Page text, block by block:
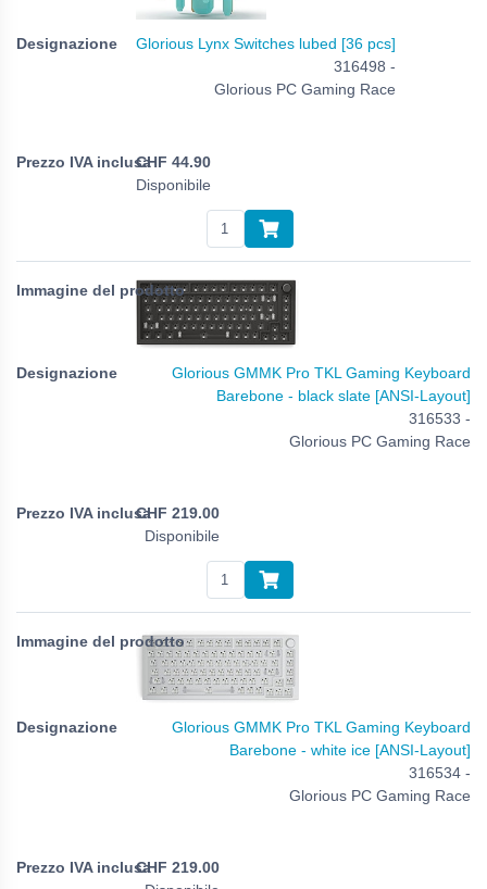
Glorious Lynx Switches lubed [36 pcs]
316498 -
Glorious PC Gaming Race
CHF 44.90
Disponibile
Glorious GMMK Pro TKL Gaming Keyboard
Barebone - black slate [ANSI-Layout]
316533 -
Glorious PC Gaming Race
CHF 219.00
Disponibile
Glorious GMMK Pro TKL Gaming Keyboard
Barebone - white ice [ANSI-Layout]
316534 -
Glorious PC Gaming Race
CHF 219.00